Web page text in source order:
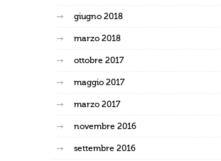
giugno 2018
marzo 2018
ottobre 2017
maggio 2017
marzo 2017
novembre 2016
settembre 2016